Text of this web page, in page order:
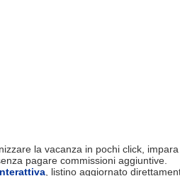
la vacanza in pochi click,
pagare commissioni aggiuntive.
, listino aggiornato